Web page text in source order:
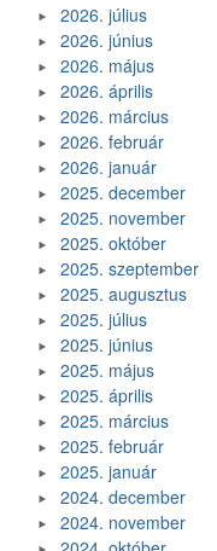
2026. július
2026. június
2026. május
2026. április
2026. március
2026. február
2026. január
2025. december
2025. november
2025. október
2025. szeptember
2025. augusztus
2025. július
2025. június
2025. május
2025. április
2025. március
2025. február
2025. január
2024. december
2024. november